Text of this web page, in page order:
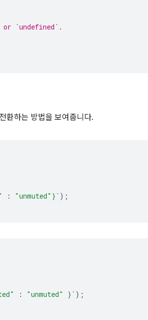
`undefined`.
환하는 방법을 보여줍니다.
: "unmuted" } ` );
: "unmuted" } ` );